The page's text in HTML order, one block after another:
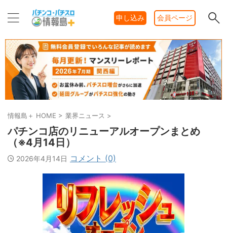
申し込み 会員ページ
情報島＋ HOME > 業界ニュース >
パチンコ店のリニューアルオープンまとめ
（※4月14日）
2026年4月14日 コメント (0)